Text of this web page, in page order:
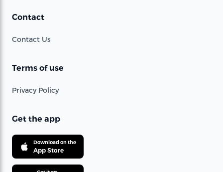
Contact
Contact Us
Terms of use
Privacy Policy
Get the app
Download on the
App Store